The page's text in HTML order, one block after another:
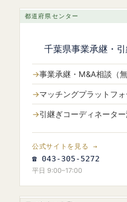
都道府県センター
千葉県事業承継・
事業承継・M&A相談（無
マッチングプラットフ
引継ぎコーディネータ
公式サイトを見る →
☎ 043-305-5272
平日 9:00–17:00